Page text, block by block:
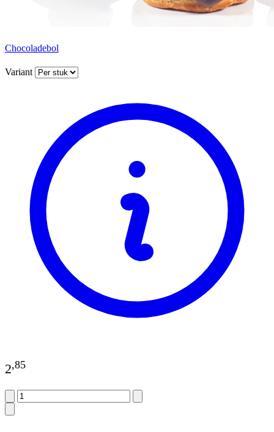
Chocoladebol
Variant
2,85